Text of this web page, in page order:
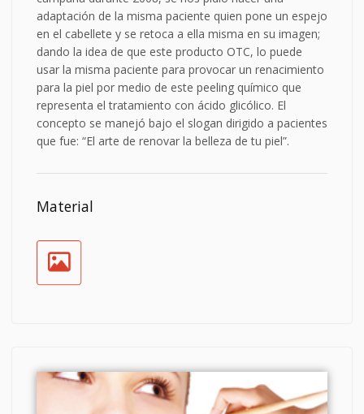
adaptación de la misma paciente quien pone un espejo
en el cabellete y se retoca a ella misma en su imagen;
dando la idea de que este producto OTC, lo puede
usar la misma paciente para provocar un renacimiento
para la piel por medio de este peeling químico que
representa el tratamiento con ácido glicólico. El
concepto se manejó bajo el slogan dirigido a pacientes
que fue: “El arte de renovar la belleza de tu piel”.
Material